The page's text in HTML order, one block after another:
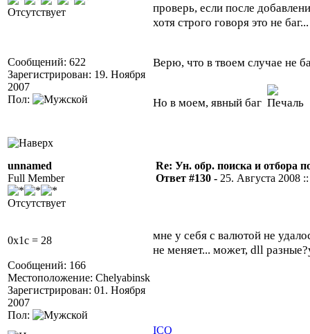
Отсутствует
Сообщений: 622
Зарегистрирован: 19. Ноября
2007
Пол:
проверь, если после
хотя строго говоря это не
Верю, что в твоем случае не
Но в моем, явный баг
unnamed
Full Member
Отсутствует
0x1c = 28
Сообщений: 166
Местоположение: Chelyabinsk
Зарегистрирован: 01. Ноября
2007
Пол:
Re: Ун. обр. поиска и отбора
Ответ #130 - 25. Августа 2008
мне у себя с валютой не
не меняет... может, dll
ICQ